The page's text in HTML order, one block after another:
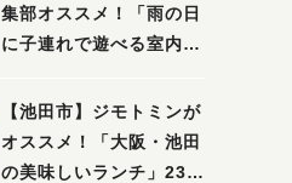
集部オススメ！「雨の日
に子連れで遊べる室内ス
箕面・吹田・豊中・茨
木・池田）
【池田市】ジモトミンが
オススメ！「大阪・池田
の美味しいランチ」23